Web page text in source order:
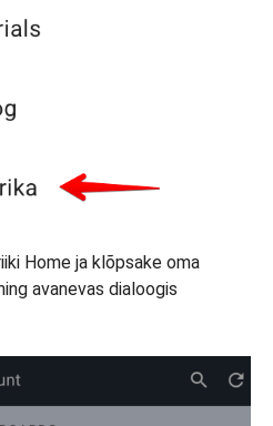
Home ja klõpsake oma
avanevas dialoogis